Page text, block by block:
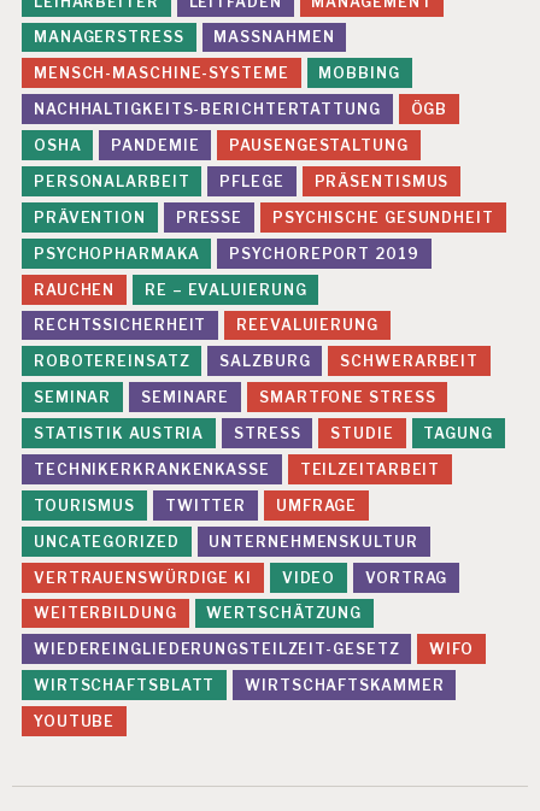
MANAGERSTRESS
MASSNAHMEN
MENSCH-MASCHINE-SYSTEME
MOBBING
NACHHALTIGKEITS-BERICHTERTATTUNG
ÖGB
OSHA
PANDEMIE
PAUSENGESTALTUNG
PERSONALARBEIT
PFLEGE
PRÄSENTISMUS
PRÄVENTION
PRESSE
PSYCHISCHE GESUNDHEIT
PSYCHOPHARMAKA
PSYCHOREPORT 2019
RAUCHEN
RE – EVALUIERUNG
RECHTSSICHERHEIT
REEVALUIERUNG
ROBOTEREINSATZ
SALZBURG
SCHWERARBEIT
SEMINAR
SEMINARE
SMARTFONE STRESS
STATISTIK AUSTRIA
STRESS STUDIE
TAGUNG
TECHNIKERKRANKENKASSE
TEILZEITARBEIT
TOURISMUS
TWITTER
UMFRAGE
UNCATEGORIZED
UNTERNEHMENSKULTUR
VERTRAUENSWÜRDIGE KI
VIDEO
VORTRAG
WEITERBILDUNG
WERTSCHÄTZUNG
WIEDEREINGLIEDERUNGSTEILZEIT-GESETZ
WIFO
WIRTSCHAFTSBLATT
WIRTSCHAFTSKAMMER
YOUTUBE